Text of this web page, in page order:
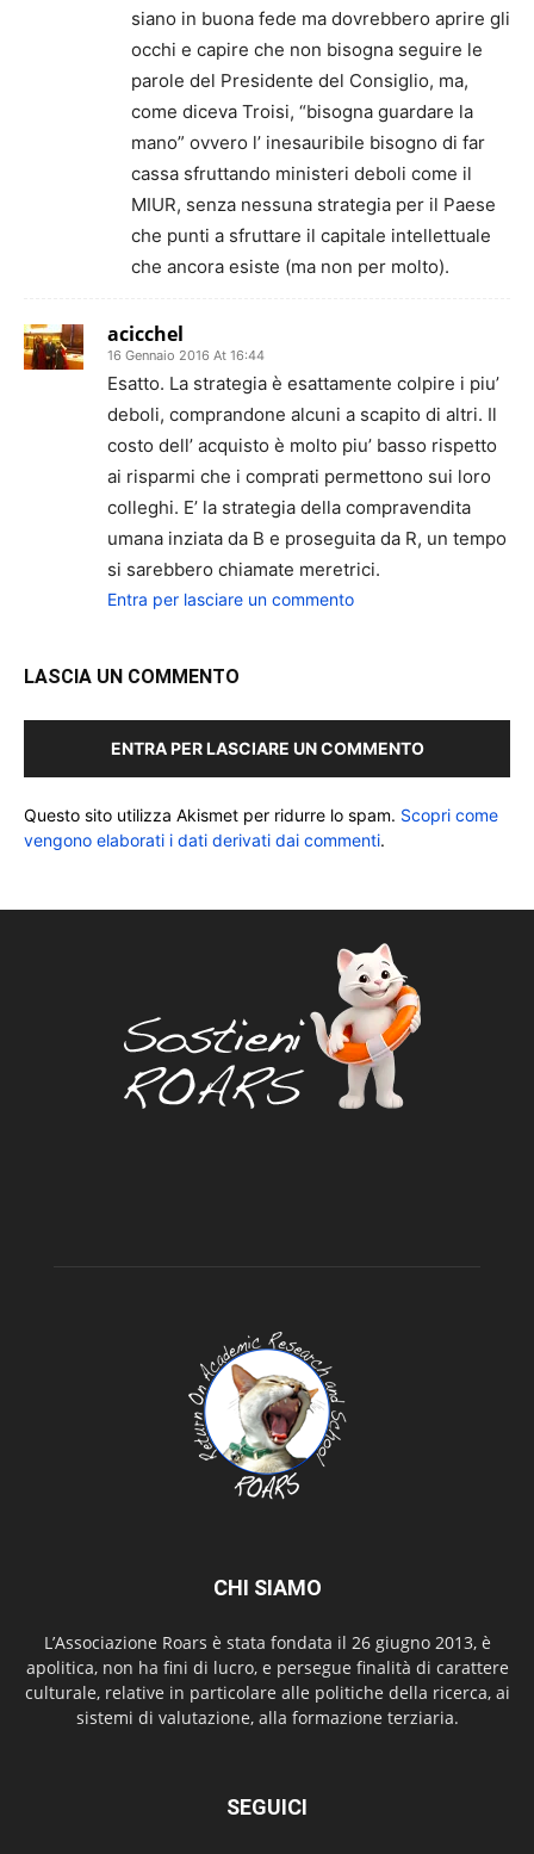
siano in buona fede ma dovrebbero aprire gli
occhi e capire che non bisogna seguire le
parole del Presidente del Consiglio, ma,
come diceva Troisi, “bisogna guardare la
mano” ovvero l’ inesauribile bisogno di far
cassa sfruttando ministeri deboli come il
MIUR, senza nessuna strategia per il Paese
che punti a sfruttare il capitale intellettuale
che ancora esiste (ma non per molto).
acicchel
16 Gennaio 2016 At 16:44
Esatto. La strategia è esattamente colpire i piu’
deboli, comprandone alcuni a scapito di altri. Il
costo dell’ acquisto è molto piu’ basso rispetto
ai risparmi che i comprati permettono sui loro
colleghi. E’ la strategia della compravendita
umana inziata da B e proseguita da R, un tempo
si sarebbero chiamate meretrici.
Entra per lasciare un commento
LASCIA UN COMMENTO
ENTRA PER LASCIARE UN COMMENTO
Questo sito utilizza Akismet per ridurre lo spam. Scopri come
vengono elaborati i dati derivati dai commenti.
CHI SIAMO
L’Associazione Roars è stata fondata il 26 giugno 2013, è
apolitica, non ha fini di lucro, e persegue finalità di carattere
culturale, relative in particolare alle politiche della ricerca, ai
sistemi di valutazione, alla formazione terziaria.
SEGUICI